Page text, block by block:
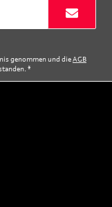
genommen und dieAGB
*